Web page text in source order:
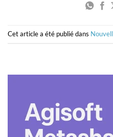
Cet article a été publié dans